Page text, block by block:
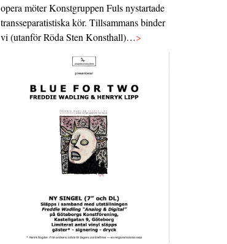
opera möter Konstgruppen Fuls nystartade
transseparatistiska kör. Tillsammans binder
vi (utanför Röda Sten Konsthall)…>